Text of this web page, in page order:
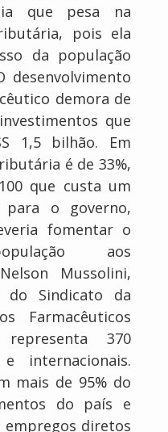
que pesa na
pois ela
da população
desenvolvimento
demora de
que
1,5 bilhão. Em
é de 33%,
que custa um
o governo,
fomentar o
aos
Mussolini,
do Sindicato da
Farmacêuticos
representa 370
internacionais.
mais de 95% do
do país e
empregos diretos